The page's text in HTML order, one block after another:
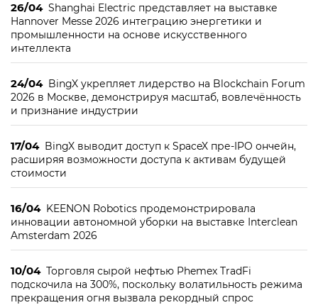
26/04 Shanghai Electric представляет на выставке
Hannover Messe 2026 интеграцию энергетики и
промышленности на основе искусственного
интеллекта
24/04 BingX укрепляет лидерство на Blockchain Forum
2026 в Москве, демонстрируя масштаб, вовлечённость
и признание индустрии
17/04 BingX выводит доступ к SpaceX пре-IPO ончейн,
расширяя возможности доступа к активам будущей
стоимости
16/04 KEENON Robotics продемонстрировала
инновации автономной уборки на выставке Interclean
Amsterdam 2026
10/04 Торговля сырой нефтью Phemex TradFi
подскочила на 300%, поскольку волатильность режима
прекращения огня вызвала рекордный спрос